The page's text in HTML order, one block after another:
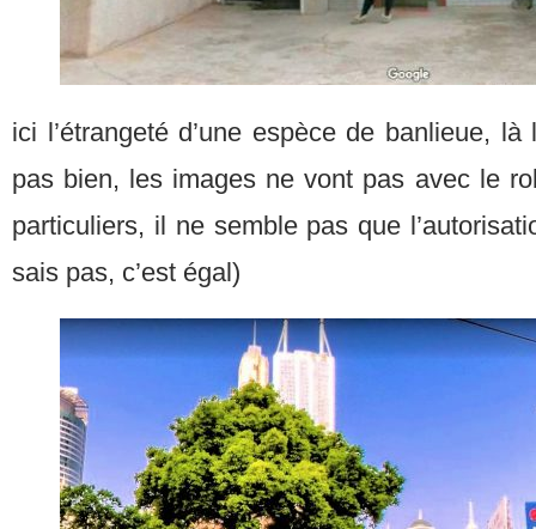
ici l’étrangeté d’une espèce de banlieue,
pas bien, les images ne vont pas avec le
particuliers, il ne semble pas que
sais pas, c’est égal)